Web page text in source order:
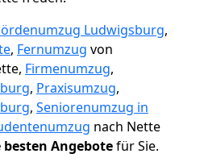
Ludwigsburg,
, Fernumzug von
Firmenumzug,
, Praxisumzug,
, Seniorenumzug in
nach Nette
Angebotefür Sie.